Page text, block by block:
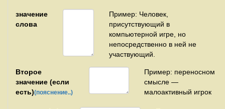
значение
слова
Пример: Человек,
присутствующий в
компьютерной игре, но
непосредственно в ней не
участвующий.
Второе
значение (если
есть)(пояснение..)
Пример: переносном
смысле —
малоактивный игрок